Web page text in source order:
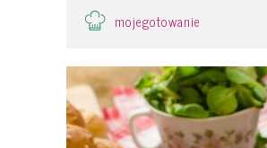
mojegotowanie